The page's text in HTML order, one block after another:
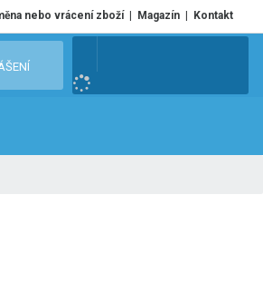
nebo vrácení zboží Magazín Kontakt